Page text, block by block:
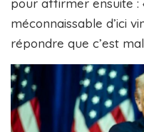
pour affirmer ensuite :
méconnaissable d’ici
répondre que c’est